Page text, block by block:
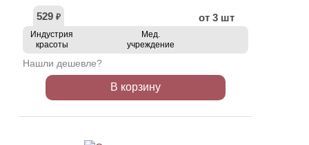
529 ₽ от 3 шт
Индустрия
красоты
Мед.
учреждение
Нашли дешевле?
В корзину